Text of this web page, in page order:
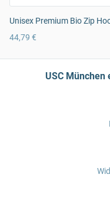
Unisex Premium Bio Zip
44,79 €
USC München